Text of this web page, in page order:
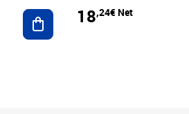
Ajouter au panier
18,24€ Net